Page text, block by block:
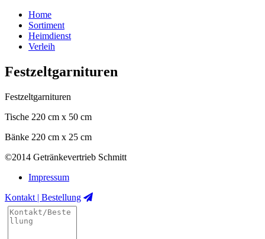
Home
Sortiment
Heimdienst
Verleih
Festzeltgarnituren
Festzeltgarnituren
Tische 220 cm x 50 cm
Bänke 220 cm x 25 cm
©2014 Getränkevertrieb Schmitt
Impressum
Kontakt | Bestellung